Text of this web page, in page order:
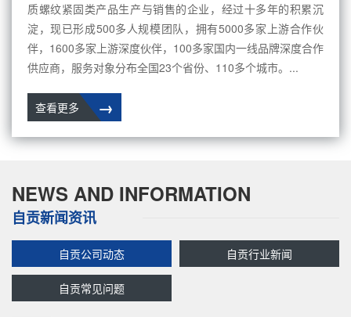
质螺纹紧固类产品生产与销售的企业，经过十多年的积累沉
淀，现已形成500多人规模团队，拥有5000多家上游合作伙
伴，1600多家上游深度伙伴，100多家国内一线品牌深度合作
供应商，服务对象分布全国23个省份、110多个城市。...
→
查看更多
NEWS AND INFORMATION
自贡新闻资讯
自贡公司动态 自贡行业新闻
自贡常见问题